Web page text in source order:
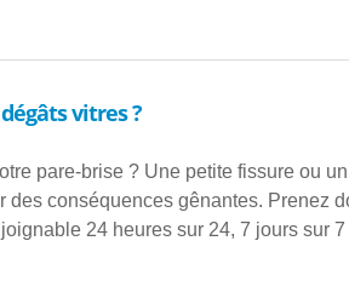
vitres ?
pare-brise ? Une petite fissure ou
des conséquences gênantes. Prenez
24 heures sur 24, 7 jours sur